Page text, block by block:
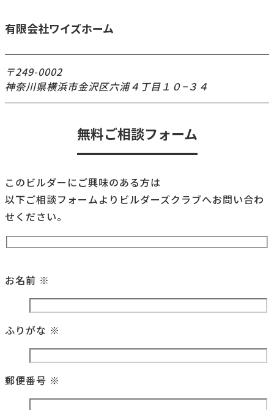
有限会社ワイズホーム
〒249-0002
神奈川県横浜市金沢区六浦４丁目１０−３４
無料ご相談フォーム
このビルダーにご興味のある方は
以下ご相談フォームよりビルダーズクラブへお問い合わ
せください。
お名前 ※
ふりがな ※
郵便番号 ※